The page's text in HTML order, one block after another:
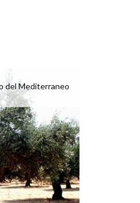
del Mediterraneo